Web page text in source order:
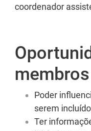
coordenador
membros
Poder
serem
Ter